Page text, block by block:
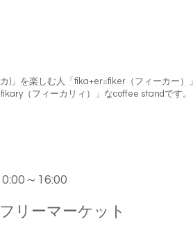
)」を楽しむ人「fika+er=fiker（フィーカー）
（フィーカリィ）」なcoffee standです。
～16:00
リーマーケット